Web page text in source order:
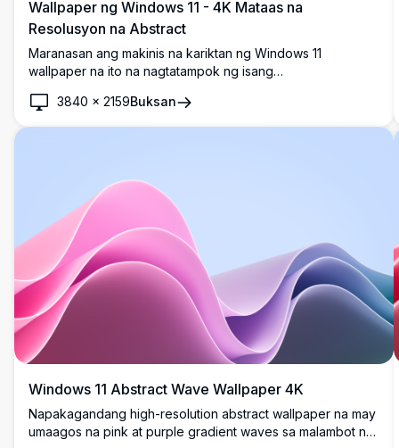
Wallpaper ng Windows 11 - 4K Mataas na
Resolusyon na Abstract
Maranasan ang makinis na kariktan ng Windows 11
wallpaper na ito na nagtatampok ng isang
na resolusyon na 4K na larawang ito ay nagdadagdag ng
moderno, sopistikadong ugnayan sa iyong desktop,
3840 × 2159Buksan
Windows 11 Abstract Wave Wallpaper 4K
Napakagandang high-resolution abstract wallpaper na may
umaagos na pink at purple gradient waves sa malambot na